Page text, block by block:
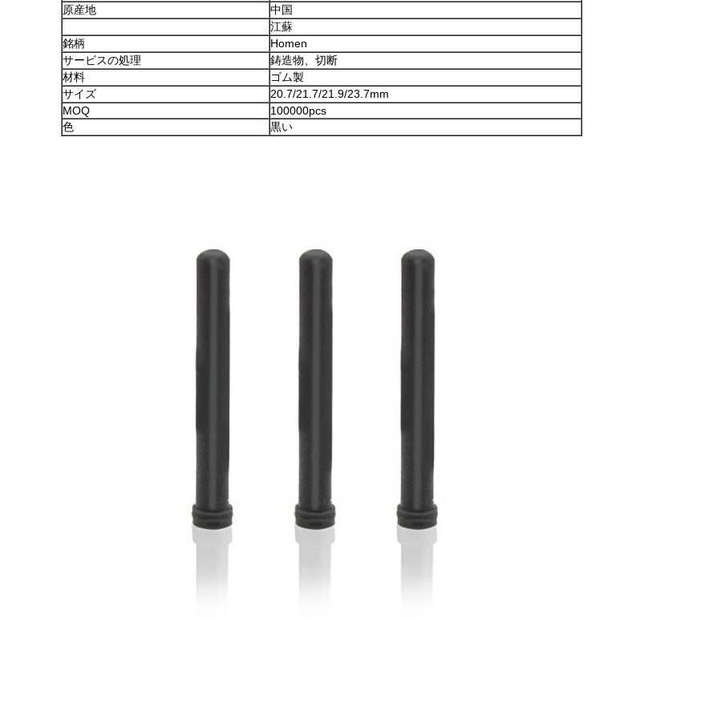
原産地
中国
江蘇
銘柄
Homen
サービスの処理
鋳造物、切断
材料
ゴム製
サイズ
20.7/21.7/21.9/23.7mm
MOQ
100000pcs
色
黒い